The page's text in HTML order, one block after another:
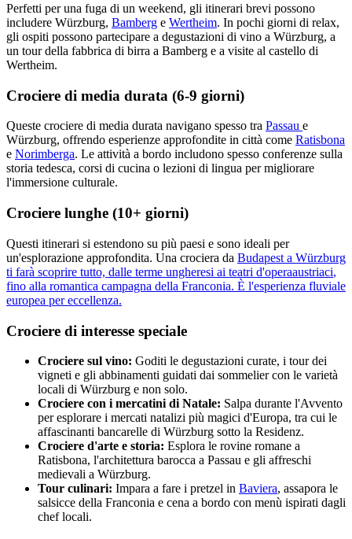
Perfetti per una fuga di un weekend, gli itinerari brevi possono
includere Würzburg, Bamberg e Wertheim. In pochi giorni di relax,
gli ospiti possono partecipare a degustazioni di vino a Würzburg, a
un tour della fabbrica di birra a Bamberg e a visite al castello di
Wertheim.
Crociere di media durata (6-9 giorni)
Queste crociere di media durata navigano spesso tra Passau e
Würzburg, offrendo esperienze approfondite in città come Ratisbona
e Norimberga. Le attività a bordo includono spesso conferenze sulla
storia tedesca, corsi di cucina o lezioni di lingua per migliorare
l'immersione culturale.
Crociere lunghe (10+ giorni)
Questi itinerari si estendono su più paesi e sono ideali per
un'esplorazione approfondita. Una crociera da Budapest a Würzburg
ti farà scoprire tutto, dalle terme ungheresi ai teatri d'operaaustriaci,
fino alla romantica campagna della Franconia. È l'esperienza fluviale
europea per eccellenza.
Crociere di interesse speciale
Crociere sul vino: Goditi le degustazioni curate, i tour dei
vigneti e gli abbinamenti guidati dai sommelier con le varietà
locali di Würzburg e non solo.
Crociere con i mercatini di Natale: Salpa durante l'Avvento
per esplorare i mercati natalizi più magici d'Europa, tra cui le
affascinanti bancarelle di Würzburg sotto la Residenz.
Crociere d'arte e storia: Esplora le rovine romane a
Ratisbona, l'architettura barocca a Passau e gli affreschi
medievali a Würzburg.
Tour culinari: Impara a fare i pretzel in Baviera, assapora le
salsicce della Franconia e cena a bordo con menù ispirati dagli
chef locali.